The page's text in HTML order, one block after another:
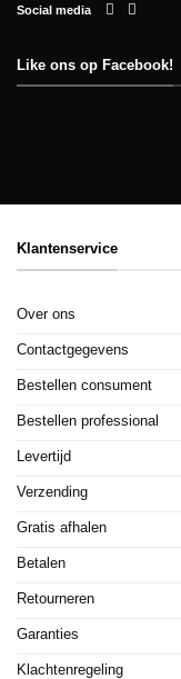
Social media
Like ons op Facebook!
Klantenservice
Over ons
Contactgegevens
Bestellen consument
Bestellen professional
Levertijd
Verzending
Gratis afhalen
Betalen
Retourneren
Garanties
Klachtenregeling